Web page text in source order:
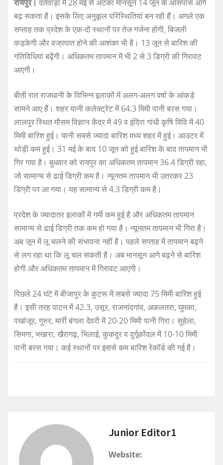
रायपुर। दंतेवाड़ा में 28 मई से अटका मानसून 14 जून के आसपास आगे
बढ़ सकता है। इसके लिए अनुकूल परिस्थितियां बन रही हैं। अगले एक
सप्ताह तक प्रदेश के एक-दो स्थानों पर तेज गर्जना होगी, बिजली
कड़केगी और वज्रपात होने की आशंका भी है। 13 जून से बारिश की
गतिविधियां बढ़ेंगी। अधिकतम तापमान में भी 2 से 3 डिग्री की गिरावट
आएगी।
बीती रात राजधानी के विभिन्न इलाकों में अलग-अलग वर्षा के आंकड़े
सामने आए हैं। शहर यानी कलेक्ट्रेट में 64.3 मिमी पानी बरस गया।
लालपुर स्थित मौसम विज्ञान केंद्र में 49 व इंदिरा गांधी कृषि विवि में 40
मिमी बारिश हुई। यानी सबसे ज्यादा बारिश मध्य शहर में हुई। आउटर में
थोड़ी कम हुई। 31 मई के बाद 10 जून को हुई बारिश के बाद तापमान भी
गिर गया है। बुधवार को रायपुर का अधिकतम तापमान 36.4 डिग्री रहा,
जो सामान्य से ढाई डिग्री कम है। न्यूनतम तापमान भी उतरकर 23
डिग्री पर आ गया। यह सामान्य से 4.3 डिग्री कम है।
प्रदेश के ज्यादातर इलाकों में गर्मी कम हुई है और अधिकतम तापमान
सामान्य से ढाई डिग्री तक कम हो गया है। न्यूनतम तापमान भी गिरा है।
अब जून में लू चलने की संभावना नहीं है। पहले सप्ताह में तापमान बढ़ने
से लग रहा था कि लू चल सकती है। अब मानसून आगे बढ़ने से बारिश
होगी और अधिकतम तापमान में गिरावट आएगी।
पिछले 24 घंटे में बीजापुर के कुटरू में सबसे ज्यादा 75 मिमी बारिश हुई
है। इसी तरह पाटन में 42.3, उसूर, राजनांदगांव, अकलतरा, घुमका,
पखांजूर, गुरुर, मार्री बंगला देवरी में 20-20 मिमी पानी गिरा। सुहेला,
सिमगा, भखारा, खैरागढ़, भिलाई, कुकदुर व दुर्गूकोंदल में 10-10 मिमी
पानी बरस गया। कई स्थानों पर इससे कम बारिश रेकॉर्ड की गई है।
Junior Editor1
Website: